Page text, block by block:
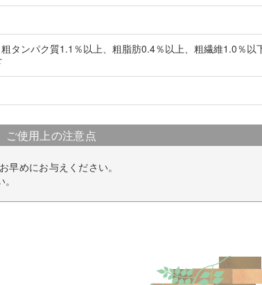
タンパク質1.1％以上、粗脂肪0.4％以上、粗繊維1.0％以
ご使用上の注意点
めにお与えください。